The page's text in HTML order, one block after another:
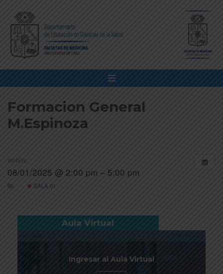
Formacion General
M.Espinoza
WHEN:
08/01/2025 @ 2:00 pm – 5:00 pm
SALA 01
Aula Virtual
Ingresar al Aula Virtual